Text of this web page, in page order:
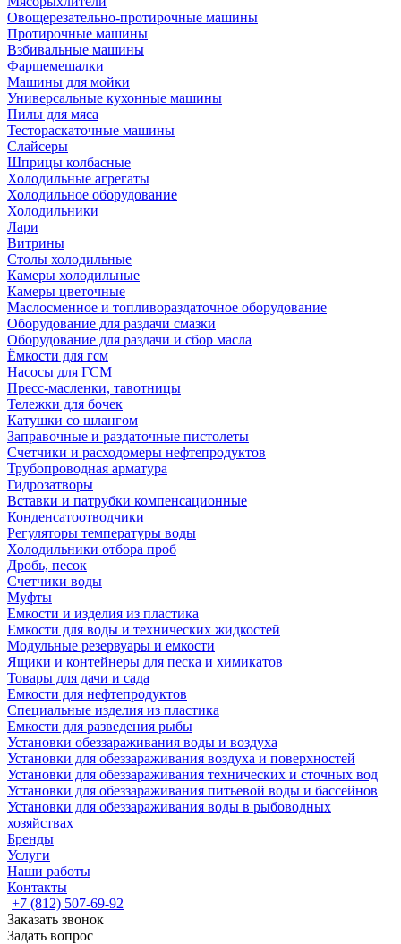
Овощерезательно-протирочные машины
Протирочные машины
Взбивальные машины
Фаршемешалки
Машины для мойки
Универсальные кухонные машины
Пилы для мяса
Тестораскаточные машины
Слайсеры
Шприцы колбасные
Холодильные агрегаты
Холодильное оборудование
Холодильники
Лари
Витрины
Столы холодильные
Камеры холодильные
Камеры цветочные
Маслосменное и топливораздаточное оборудование
Оборудование для раздачи смазки
Оборудование для раздачи и сбор масла
Ёмкости для гсм
Насосы для ГСМ
Пресс-масленки, тавотницы
Тележки для бочек
Катушки со шлангом
Заправочные и раздаточные пистолеты
Счетчики и расходомеры нефтепродуктов
Трубопроводная арматура
Гидрозатворы
Вставки и патрубки компенсационные
Конденсатоотводчики
Регуляторы температуры воды
Холодильники отбора проб
Дробь, песок
Счетчики воды
Муфты
Емкости и изделия из пластика
Емкости для воды и технических жидкостей
Модульные резервуары и емкости
Ящики и контейнеры для песка и химикатов
Товары для дачи и сада
Емкости для нефтепродуктов
Специальные изделия из пластика
Емкости для разведения рыбы
Установки обеззараживания воды и воздуха
Установки для обеззараживания воздуха и поверхностей
Установки для обеззараживания технических и сточных вод
Установки для обеззараживания питьевой воды и бассейнов
Установки для обеззараживания воды в рыбоводных
хозяйствах
Бренды
Услуги
Наши работы
Контакты
+7 (812) 507-69-92
Заказать звонок
Задать вопрос